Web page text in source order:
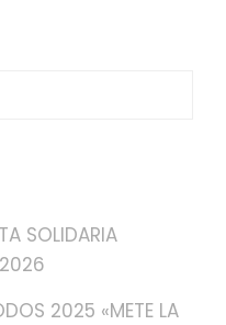
SOLIDARIA
2025 «METE LA